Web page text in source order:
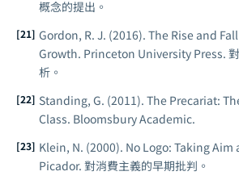
概念的提出。
Gordon, R. J. (2016). The Rise and
Growth. Princeton University Press.
析。
Standing, G. (2011). The Precariat:
Class. Bloomsbury Academic.
Klein, N. (2000). No Logo: Taking
Picador. 對消費主義的早期批判。